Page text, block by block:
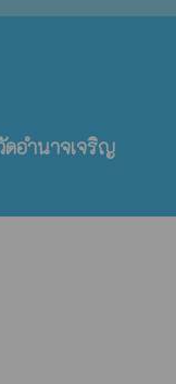
ดอำนาจเจริญ